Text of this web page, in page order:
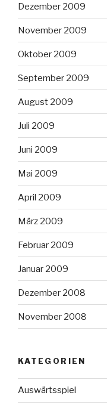
Dezember 2009
November 2009
Oktober 2009
September 2009
August 2009
Juli 2009
Juni 2009
Mai 2009
April 2009
März 2009
Februar 2009
Januar 2009
Dezember 2008
November 2008
KATEGORIEN
Auswärtsspiel